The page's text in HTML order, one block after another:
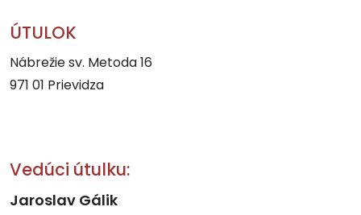
ÚTULOK
Nábrežie sv. Metoda 16
971 01 Prievidza
Vedúci útulku:
Jaroslav Gálik